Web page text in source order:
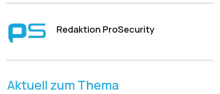
Redaktion ProSecurity
Aktuell zum Thema